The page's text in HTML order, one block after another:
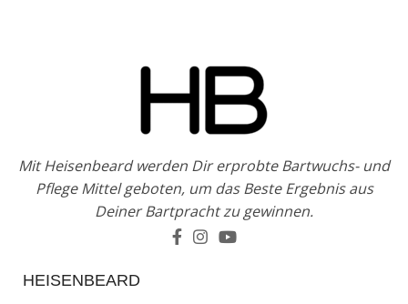
Mit Heisenbeard werden Dir erprobte Bartwuchs- und
Pflege Mittel geboten, um das Beste Ergebnis aus
Deiner Bartpracht zu gewinnen.
HEISENBEARD